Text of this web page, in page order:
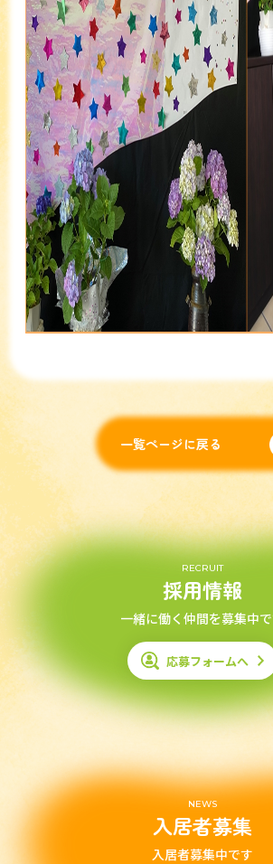
一覧ページに戻る
RECRUIT
採用情報
一緒に働く仲間を募集中
応募フォームへ
NEWS
入居者募集
入居者募集中です